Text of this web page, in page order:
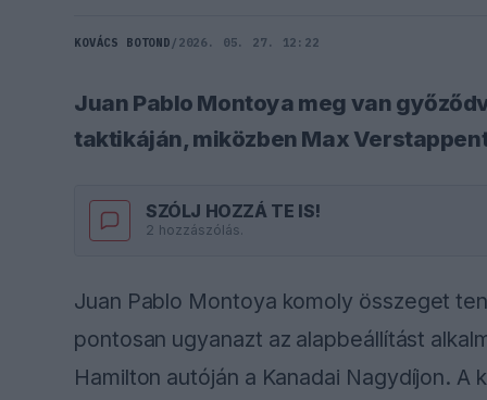
KOVÁCS BOTOND / 2026. 05. 27. 12:22
Juan Pablo Montoya meg van
taktikáján, miközben Max
SZÓLJ HOZZÁ TE IS!
2 hozzászólás.
Juan Pablo Montoya komoly összeget
pontosan ugyanazt az alapbeállítást
Hamilton autóján a Kanadai Nagydíjon.